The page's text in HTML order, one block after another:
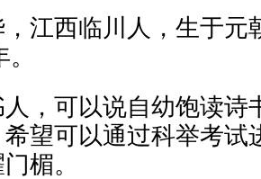
江西临川人，生于元
，可以说自幼饱读诗
望可以通过科举考试
楣。